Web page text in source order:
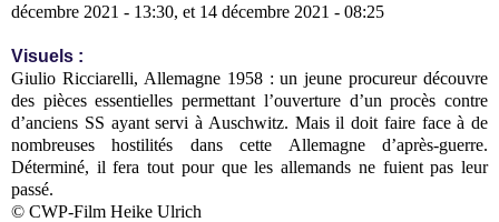
décembre 2021 - 13:30, et 14 décembre 2021 - 08:25
Visuels :
Giulio Ricciarelli, Allemagne 1958 : un jeune procureur découvre
des pièces essentielles permettant l’ouverture d’un procès contre
d’anciens SS ayant servi à Auschwitz. Mais il doit faire face à de
nombreuses hostilités dans cette Allemagne d’après-guerre.
Déterminé, il fera tout pour que les allemands ne fuient pas leur
passé.
© CWP-Film Heike Ulrich